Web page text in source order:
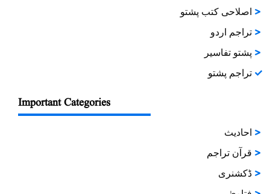
اصلاحی کتب پشتو
تراجم اردو
پشتو تفاسیر
تراجم پشتو
Important Categories
احادیث
قرآن تراجم
ڈکشنری